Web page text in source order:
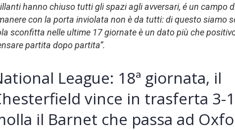
hanno chiuso tutti gli spazi agli avversari, é un campo
con la porta inviolata non è da tutti: di questo siamo
sconfitta nelle ultime 17 giornate è un dato più che
partita dopo partita”.
League: 18ª giornata, il
vince in trasferta 3-
il Barnet che passa ad